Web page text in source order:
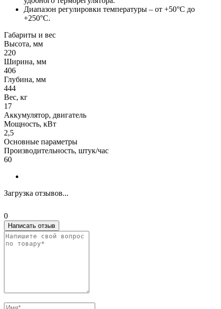
Диапазон регулировки температуры – от +50°С до
+250°С.
Габариты и вес
Высота, мм
220
Ширина, мм
406
Глубина, мм
444
Вес, кг
17
Аккумулятор, двигатель
Мощность, кВт
2,5
Основные параметры
Производительность, штук/час
60
Загрузка отзывов...
0
Написать отзыв